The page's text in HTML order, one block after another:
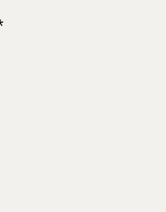
Obligatorio